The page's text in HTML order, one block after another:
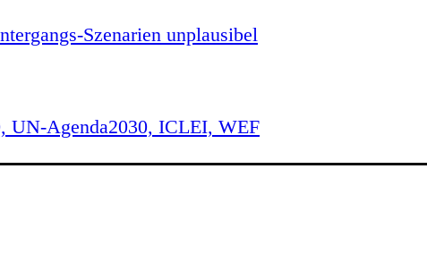
Szenarien unplausibel
UN-Agenda2030, ICLEI, WEF